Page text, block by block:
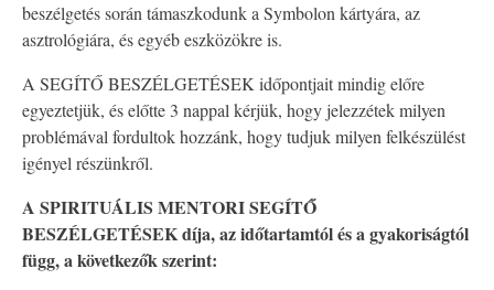
beszélgetés során támaszkodunk a Symbolon kártyára, az
asztrológiára, és egyéb eszközökre is.
A SEGÍTŐ BESZÉLGETÉSEK időpontjait mindig előre
egyeztetjük, és előtte 3 nappal kérjük, hogy jelezzétek milyen
problémával fordultok hozzánk, hogy tudjuk milyen felkészülést
igényel részünkről.
A SPIRITUÁLIS MENTORI SEGÍTŐ
BESZÉLGETÉSEK díja, az időtartamtól és a gyakoriságtól
függ, a következők szerint: